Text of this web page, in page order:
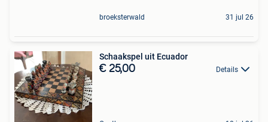
broeksterwald 31 jul 26
Schaakspel uit Ecuador
€ 25,00 Details